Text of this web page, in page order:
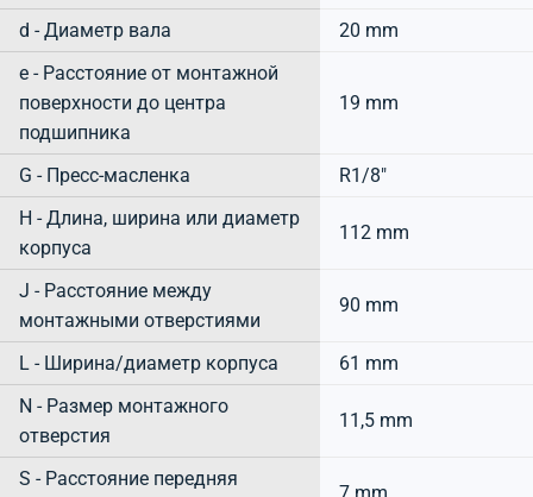
d - Диаметр вала
20 mm
e - Расстояние от монтажной
поверхности до центра
подшипника
19 mm
G - Пресс-масленка
R1/8"
H - Длина, ширина или диаметр
корпуса
112 mm
J - Расстояние между
монтажными отверстиями
90 mm
L - Ширина/диаметр корпуса
61 mm
N - Размер монтажного
отверстия
11,5 mm
S - Расстояние передняя
7 mm